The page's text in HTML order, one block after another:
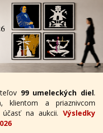
99 umeleckých diel.
klientom a priaznivcom
na aukcii. Výsledky